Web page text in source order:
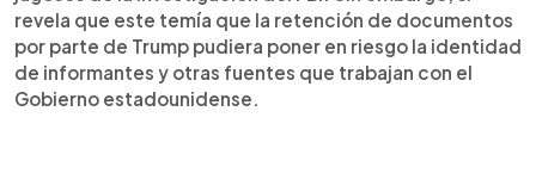
revela que este temía que la retención de documentos
por parte de Trump pudiera poner en riesgo la identidad
de informantes y otras fuentes que trabajan con el
Gobierno estadounidense.